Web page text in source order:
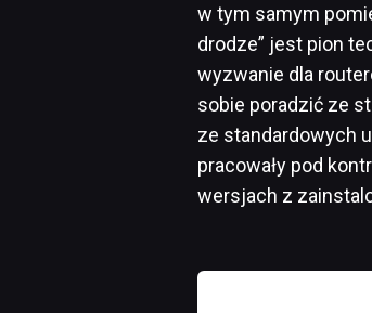
w tym samym
drodze” jest pion
wyzwanie dla
sobie poradzić ze
ze standardowych
pracowały pod
wersjach z